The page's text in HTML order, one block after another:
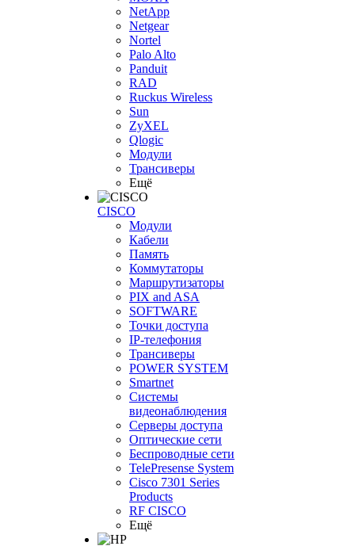
NetApp
Netgear
Nortel
Palo Alto
Panduit
RAD
Ruckus Wireless
Sun
ZyXEL
Qlogic
Модули
Трансиверы
Ещё
CISCO
Модули
Кабели
Память
Коммутаторы
Маршрутизаторы
PIX and ASA
SOFTWARE
Точки доступа
IP-телефония
Трансиверы
POWER SYSTEM
Smartnet
Системы
видеонаблюдения
Серверы доступа
Оптические сети
Беспроводные сети
TelePresense System
Cisco 7301 Series
Products
RF CISCO
Ещё